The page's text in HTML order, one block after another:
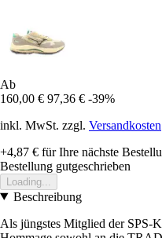
Ab
160,00 € 97,36 € -39%
inkl. MwSt. zzgl. Versandkosten
+4,87 € für Ihre nächste
Bestellung gutgeschrieben
Loading...
Beschreibung
Als jüngstes Mitglied der SPS-